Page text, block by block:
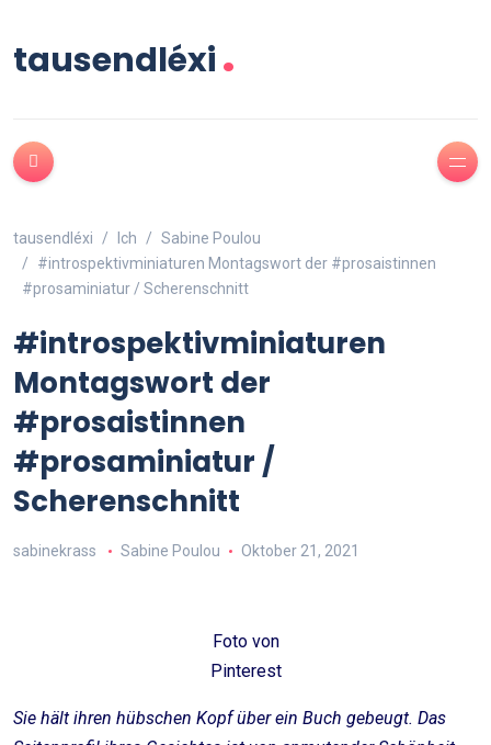
tausendléxi.
tausendléxi Ich
Sabine Poulou
#introspektivminiaturen Montagswort der #prosaistinnen
#prosaminiatur / Scherenschnitt
#introspektivminiaturen
Montagswort der
#prosaistinnen
#prosaminiatur /
Scherenschnitt
sabinekrass Sabine Poulou Oktober 21, 2021
Foto von
Pinterest
Sie hält ihren hübschen Kopf über ein Buch gebeugt. Das